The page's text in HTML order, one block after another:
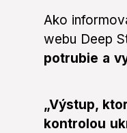
Ako
webu Deep
potrubie a
„Výstup,
kontrolou